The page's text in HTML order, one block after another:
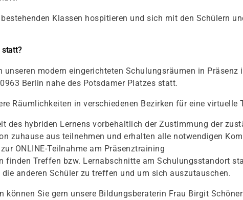
Klassen hospitieren und sich mit den Schülern
statt?
unseren modern eingerichteten Schulungsräumen in Präsenz
Berlin nahe des Potsdamer Platzes statt.
Räumlichkeiten in verschiedenen Bezirken für eine virtuelle
des hybriden Lernens vorbehaltlich der Zustimmung der
zuhause aus teilnehmen und erhalten alle notwendigen
ONLINE-Teilnahme am Präsenztraining
finden Treffen bzw. Lernabschnitte am Schulungsstandort
die anderen Schüler zu treffen und um sich auszutauschen.
können Sie gern unsere Bildungsberaterin Frau Birgit